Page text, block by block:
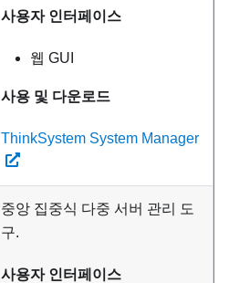
사용자 인터페이스
웹 GUI
사용 및 다운로드
ThinkSystem System Manager
중앙 집중식 다중 서버 관리 도
구.
사용자 인터페이스